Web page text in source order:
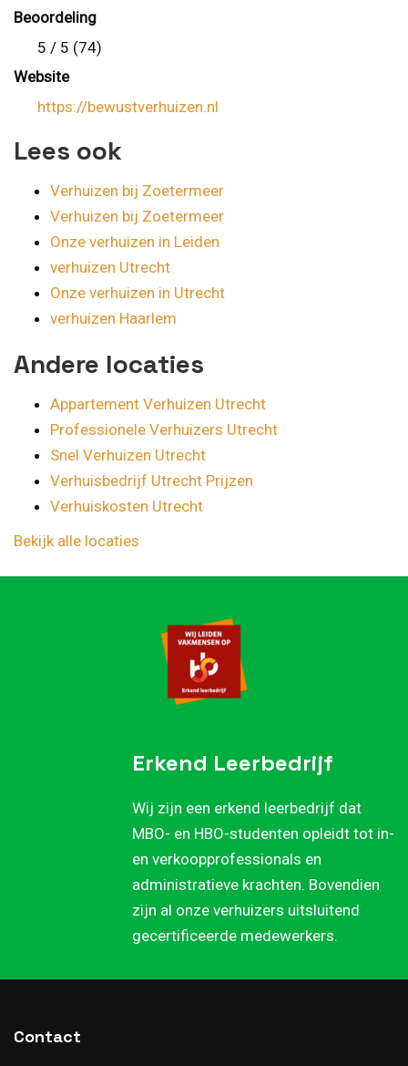
Beoordeling
5 / 5 (74)
Website
https://bewustverhuizen.nl
Lees ook
Verhuizen bij Zoetermeer
Verhuizen bij Zoetermeer
Onze verhuizen in Leiden
verhuizen Utrecht
Onze verhuizen in Utrecht
verhuizen Haarlem
Andere locaties
Appartement Verhuizen Utrecht
Professionele Verhuizers Utrecht
Snel Verhuizen Utrecht
Verhuisbedrijf Utrecht Prijzen
Verhuiskosten Utrecht
Bekijk alle locaties
Erkend Leerbedrijf
Wij zijn een erkend leerbedrijf dat
MBO- en HBO-studenten opleidt tot in-
en verkoopprofessionals en
administratieve krachten. Bovendien
zijn al onze verhuizers uitsluitend
gecertificeerde medewerkers.
Contact